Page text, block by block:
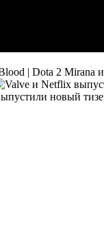
Mirana и